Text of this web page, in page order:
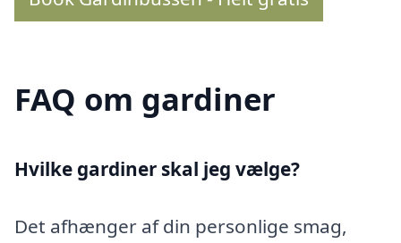
FAQ om gardiner
Hvilke gardiner skal jeg vælge?
Det afhænger af din personlige smag,